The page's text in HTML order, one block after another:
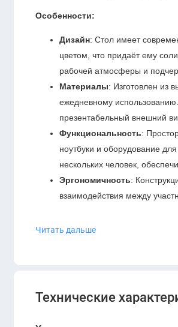
Особенности:
Дизайн: Стол имеет
цветом, что придаёт ему
рабочей атмосферы и
Материалы: Изготовлен из
ежедневному
презентабельный внешний
Функциональность:
ноутбуки и оборудование
нескольких человек,
Эргономичность:
взаимодействия между
выбором для создания
Читать дальше
Технические